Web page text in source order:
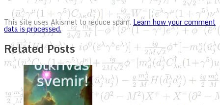
This site uses Akismet to reduce spam. Learn how your comment
data is processed.
Related Posts